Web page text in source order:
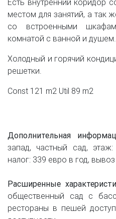
Есть внутренний коридор
местом для занятий, а так
со встроенными
комнатой с ванной и душем.
Холодный и горячий
решетки.
Const 121 m2 Util 89 m2
Дополнительная
запад, частный сад,
налог: 339 евро в год,
Расширенные
общественный сад с
рестораны в пешей